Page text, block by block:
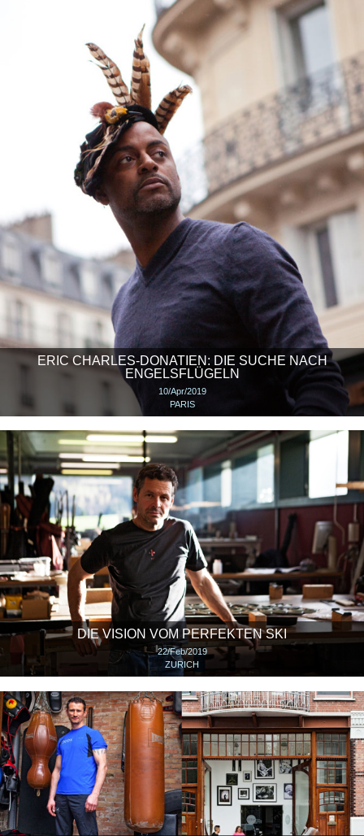
ERIC CHARLES-DONATIEN: DIE SUCHE NACH
ENGELSFLÜGELN
10/Apr/2019
PARIS
DIE VISION VOM PERFEKTEN SKI
22/Feb/2019
ZURICH